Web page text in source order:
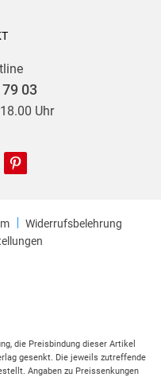
03
Uhr
Widerrufsbelehrung
die Preisbindung dieser Artikel
gesenkt. Die jeweils zutreffende
Angaben zu Preissenkungen